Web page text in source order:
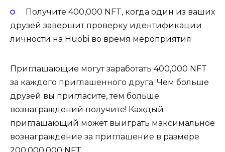
Получите 400,000 NFT, когда один из ваших
друзей завершит проверку идентификации
личности на Huobi во время мероприятия
Приглашающие могут заработать 400,000 NFT
за каждого приглашенного друга. Чем больше
друзей вы пригласите, тем больше
вознаграждений получите! Каждый
приглашающий может выиграть максимальное
вознаграждение за приглашение в размере